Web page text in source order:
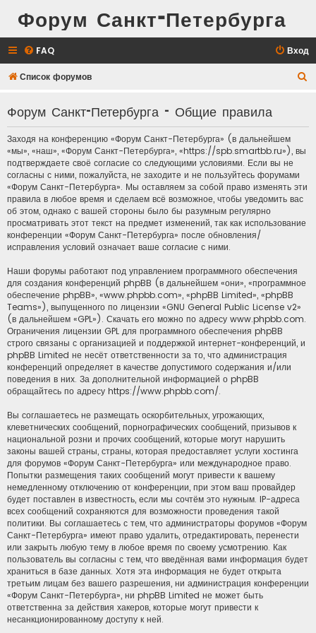
Форум Санкт-Петербурга
FAQ Вход
Список форумов
с
Форум Санкт-Петербурга - Общие правила
Заходя на конференцию «Форум Санкт-Петербурга» (в дальнейшем
«мы», «наш», «Форум Санкт-Петербурга», «https://spb.smartbb.ru»), вы
подтверждаете своё согласие со следующими условиями. Если вы не
согласны с ними, пожалуйста, не заходите и не пользуйтесь форумами
«Форум Санкт-Петербурга». Мы оставляем за собой право изменять эти
правила в любое время и сделаем всё возможное, чтобы уведомить вас
об этом, однако с вашей стороны было бы разумным регулярно
просматривать этот текст на предмет изменений, так как использование
конференции «Форум Санкт-Петербурга» после обновления/
исправления условий означает ваше согласие с ними.
Наши форумы работают под управлением программного обеспечения
для создания конференций phpBB (в дальнейшем «они», «программное
обеспечение phpBB», «www.phpbb.com», «phpBB Limited», «phpBB
Teams»), выпущенного по лицензии «GNU General Public License v2»
(в дальнейшем «GPL»). Скачать его можно по адресу www.phpbb.com.
Ограничения лицензии GPL для программного обеспечения phpBB
строго связаны с организацией и поддержкой интернет-конференций, и
phpBB Limited не несёт ответственности за то, что администрация
конференций определяет в качестве допустимого содержания и/или
поведения в них. За дополнительной информацией о phpBB
обращайтесь по адресу https://www.phpbb.com/.
Вы соглашаетесь не размещать оскорбительных, угрожающих,
клеветнических сообщений, порнографических сообщений, призывов к
национальной розни и прочих сообщений, которые могут нарушить
законы вашей страны, страны, которая предоставляет услуги хостинга
для форумов «Форум Санкт-Петербурга» или международное право.
Попытки размещения таких сообщений могут привести к вашему
немедленному отключению от конференции, при этом ваш провайдер
будет поставлен в известность, если мы сочтём это нужным. IP-адреса
всех сообщений сохраняются для возможности проведения такой
политики. Вы соглашаетесь с тем, что администраторы форумов «Форум
Санкт-Петербурга» имеют право удалить, отредактировать, перенести
или закрыть любую тему в любое время по своему усмотрению. Как
пользователь вы согласны с тем, что введённая вами информация будет
храниться в базе данных. Хотя эта информация не будет открыта
третьим лицам без вашего разрешения, ни администрация конференции
«Форум Санкт-Петербурга», ни phpBB Limited не может быть
ответственна за действия хакеров, которые могут привести к
несанкционированному доступу к ней.